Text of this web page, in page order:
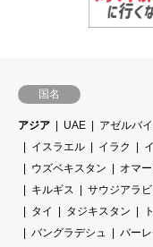
国名
アジア UAE アゼルバ
イスラエル
イラク
ウズベキスタン
オマ
キルギス
サウジアラ
タイ
タジキスタン
バングラデシュ
バー